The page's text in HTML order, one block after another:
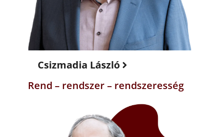
Csizmadia László
Rend – rendszer – rendszeresség